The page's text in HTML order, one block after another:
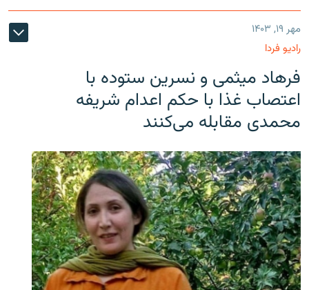
مهر ۱۹, ۱۴۰۳
رادیو فردا
فرهاد میثمی و نسرین ستوده با
اعتصاب غذا با حکم اعدام شریفه
محمدی مقابله می‌کنند